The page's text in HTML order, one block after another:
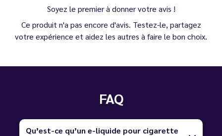
Soyez le premier à donner votre avis !
Ce produit n'a pas encore d'avis. Testez-le, partagez
votre expérience et aidez les autres à faire le bon choix.
FAQ
Qu’est-ce qu’un e-liquide pour cigarette